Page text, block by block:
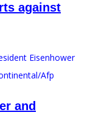
against
and